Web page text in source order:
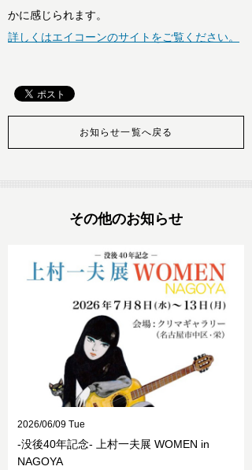
かに感じられます。
詳しくはエイコーンのサイトをご覧ください。
お知らせ一覧へ戻る
その他のお知らせ
2026/06/09 Tue
-没後40年記念- 上村一夫展 WOMEN in
NAGOYA